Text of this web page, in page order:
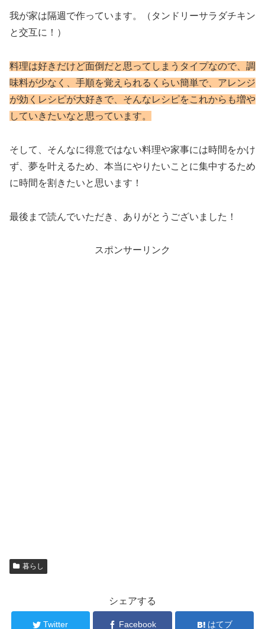
我が家は隔週で作っています。（タンドリーサラダチキン
と交互に！）
料理は好きだけど面倒だと思ってしまうタイプなので、調
味料が少なく、手順を覚えられるくらい簡単で、アレンジ
が効くレシピが大好きで、そんなレシピをこれからも増や
していきたいなと思っています。
そして、そんなに得意ではない料理や家事には時間をかけ
ず、夢を叶えるため、本当にやりたいことに集中するため
に時間を割きたいと思います！
最後まで読んでいただき、ありがとうございました！
スポンサーリンク
暮らし
シェアする
Twitter Facebook はてブ